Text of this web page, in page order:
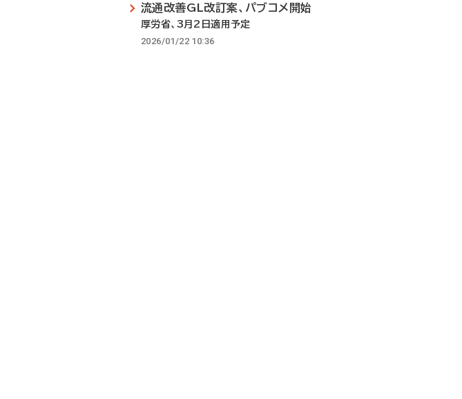
流通改善GL改訂案、パブコメ開始
厚労省、3月2日適用予定
2026/01/22 10:36